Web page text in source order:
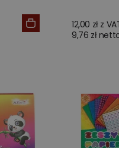
12,00 zł z
9,76 zł